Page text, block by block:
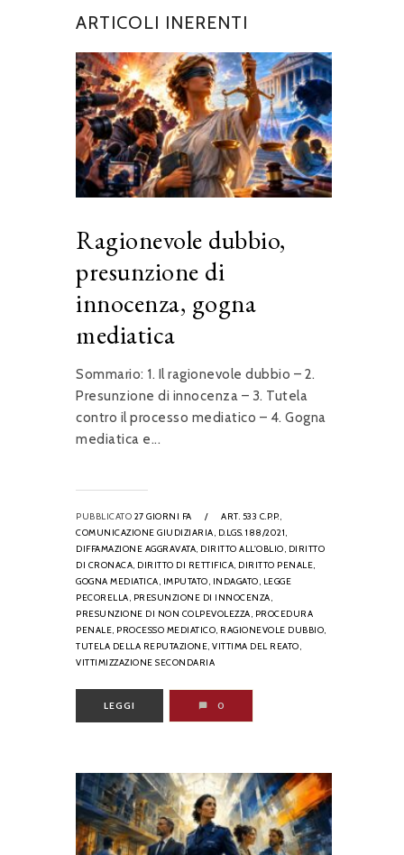
ARTICOLI INERENTI
Ragionevole dubbio,
presunzione di
innocenza, gogna
mediatica
Sommario: 1. Il ragionevole dubbio – 2.
Presunzione di innocenza – 3. Tutela
contro il processo mediatico – 4. Gogna
mediatica e...
PUBBLICATO 27 GIORNI FA /
ART. 533 C.P.P.,
COMUNICAZIONE GIUDIZIARIA, D.LGS. 188/2021,
DIFFAMAZIONE AGGRAVATA, DIRITTO ALL'OBLIO, DIRITTO
DI CRONACA, DIRITTO DI RETTIFICA, DIRITTO PENALE,
GOGNA MEDIATICA, IMPUTATO, INDAGATO, LEGGE
PECORELLA, PRESUNZIONE DI INNOCENZA,
PRESUNZIONE DI NON COLPEVOLEZZA, PROCEDURA
PENALE, PROCESSO MEDIATICO, RAGIONEVOLE DUBBIO,
TUTELA DELLA REPUTAZIONE, VITTIMA DEL REATO,
VITTIMIZZAZIONE SECONDARIA
LEGGI 0